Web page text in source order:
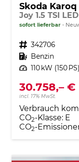
Skoda Karoq
Joy 1.5 TSI
sofort lieferbar
Fahrzeugnr. 342706
Kraftstoff Benzin
Leistung 110 kW (150 PS)
30.758,– €
incl. 17% MwSt.
Verbrauch
CO2-Klasse: E
CO2-